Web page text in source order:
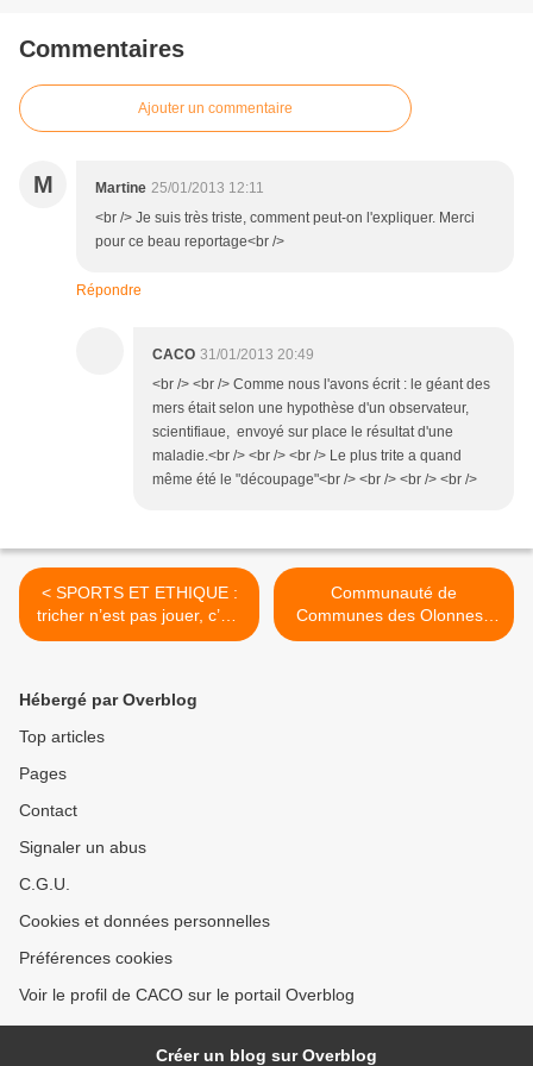
Commentaires
Ajouter un commentaire
M Martine 25/01/2013 12:11
<br /> Je suis très triste, comment peut-on l'expliquer. Merci
pour ce beau reportage<br />
Répondre
CACO 31/01/2013 20:49
<br /> <br /> Comme nous l'avons écrit : le géant des
mers était selon une hypothèse d'un observateur,
scientifiaue, envoyé sur place le résultat d'une
maladie.<br /> <br /> <br /> Le plus trite a quand
même été le "découpage"<br /> <br /> <br /> <br />
< SPORTS ET ETHIQUE :
tricher n’est pas jouer, c’est
malhonnête
Communauté de
Communes des Olonnes :
conseil communautaire du
Hébergé par Overblog
Top articles
Pages
Contact
Signaler un abus
C.G.U.
Cookies et données personnelles
Préférences cookies
Voir le profil de CACO sur le portail Overblog
Créer un blog sur Overblog